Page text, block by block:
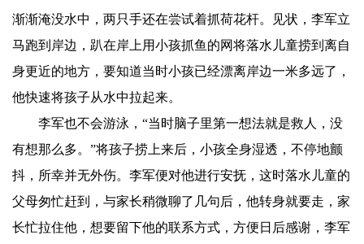
渐渐淹没水中，两只手还在尝试着抓荷花杆。见状，李军立
马跑到岸边，趴在岸上用小孩抓鱼的网将落水儿童捞到离自
身更近的地方，要知道当时小孩已经漂离岸边一米多远了，
他快速将孩子从水中拉起来。
李军也不会游泳，“当时脑子里第一想法就是救人，没
有想那么多。”将孩子捞上来后，小孩全身湿透，不停地颤
抖，所幸并无外伤。李军便对他进行安抚，这时落水儿童的
父母匆忙赶到，与家长稍微聊了几句后，他转身就要走，家
长忙拉住他，想要留下他的联系方式，方便日后感谢，李军